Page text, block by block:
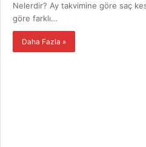
Nelerdir? Ay takvimine göre saç
göre farklı…
Daha Fazla »